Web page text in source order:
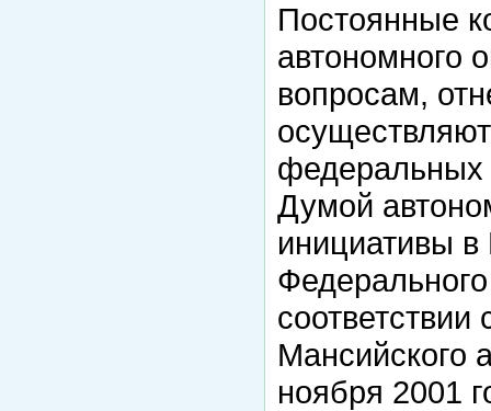
Постоянные
автономного
вопросам,
федеральных
Думой
инициативы
Мансийского
ноября 2001